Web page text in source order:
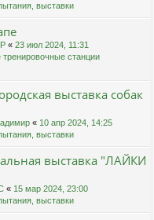
выставки
« 23 июл 2024, 11:31
станции
выставка собак
« 10 апр 2024, 14:25
выставки
выставка "ЛАЙКИ
« 15 мар 2024, 23:00
выставки